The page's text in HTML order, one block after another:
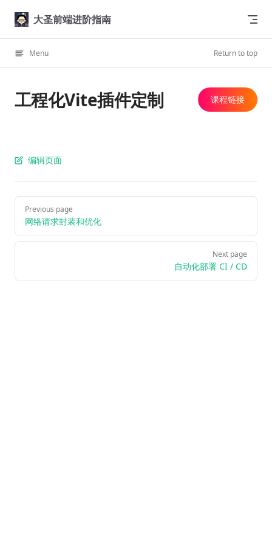
Skip to content
大圣前端进阶指南
Menu Return to top
课程链接
工程化Vite插件定制
编辑页面
Previous page
网络请求封装和优化
Next page
自动化部署 CI / CD